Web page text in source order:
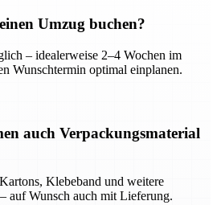
Umzug buchen?
– idealerweise 2–4 Wochen im
Wunschtermin optimal einplanen.
auch Verpackungsmaterial
Klebeband und weitere
auf Wunsch auch mit Lieferung.